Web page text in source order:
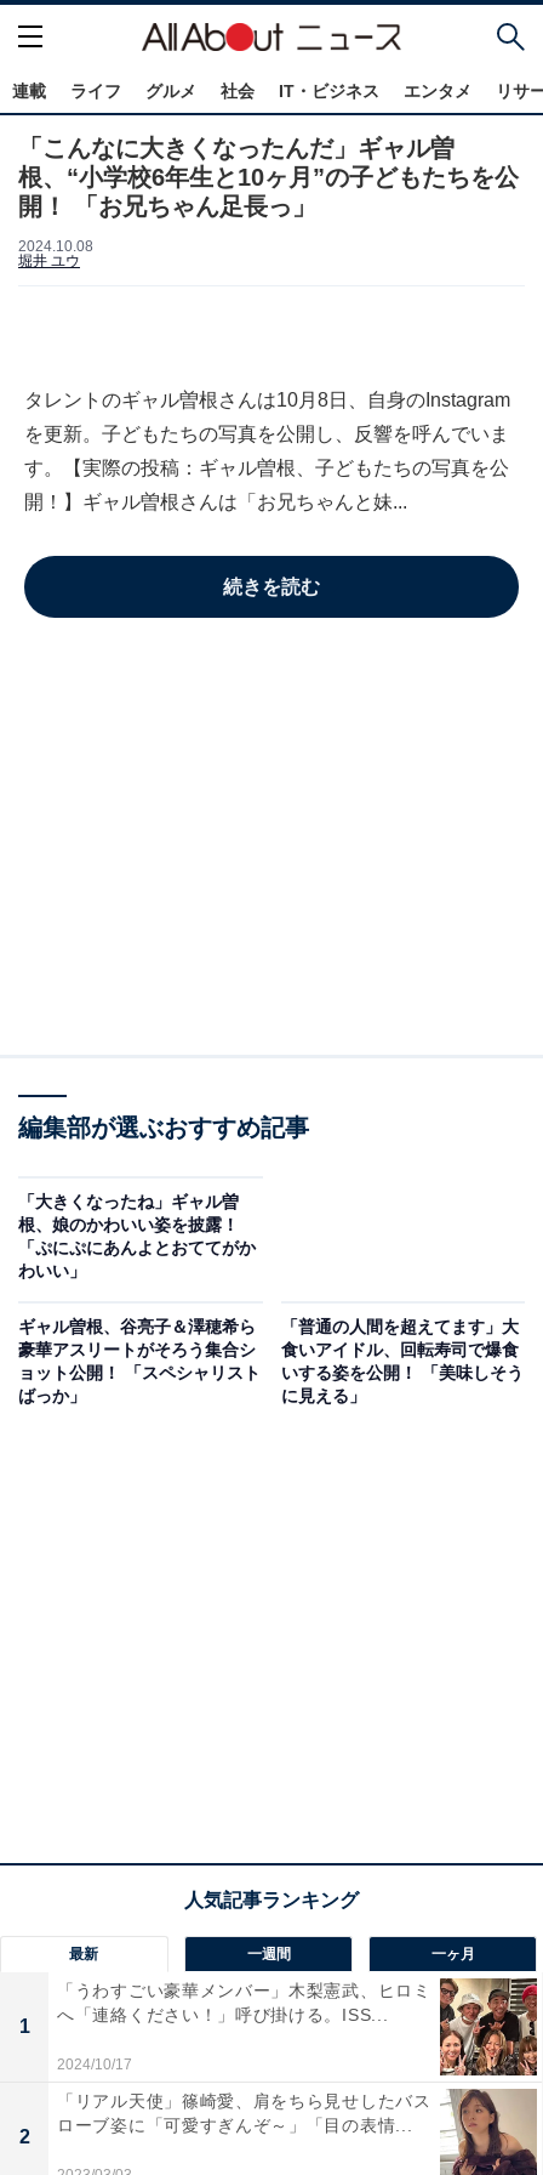
連載 ライフ グルメ 社会 IT・ビジネス エンタメ リサ
「こんなに大きくなったんだ」ギャル曽
根、“小学校6年生と10ヶ月”の子どもたちを公
開！ 「お兄ちゃん足長っ」
2024.10.08
堀井 ユウ
タレントのギャル曽根さんは10月8日、自身のInstagram
を更新。子どもたちの写真を公開し、反響を呼んでいま
す。【実際の投稿：ギャル曽根、子どもたちの写真を公
開！】ギャル曽根さんは「お兄ちゃんと妹...
続きを読む
編集部が選ぶおすすめ記事
「大きくなったね」ギャル曽
根、娘のかわいい姿を披露！
「ぷにぷにあんよとおててがか
わいい」
ギャル曽根、谷亮子＆澤穂希ら
豪華アスリートがそろう集合シ
ョット公開！ 「スペシャリスト
ばっか」
「普通の人間を超えてます」大
食いアイドル、回転寿司で爆食
いする姿を公開！ 「美味しそう
に見える」
最新 一週間 一ヶ月
1
「うわすごい豪華メンバー」木梨憲武、ヒロミ
へ「連絡ください！」呼び掛ける。ISS...
2024/10/17
2
「リアル天使」篠崎愛、肩をちら見せしたバス
ローブ姿に「可愛すぎんぞ～」「目の表情...